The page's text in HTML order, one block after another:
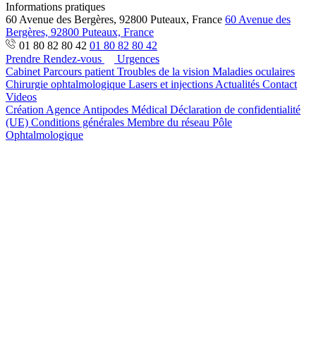
Informations pratiques
60 Avenue des Bergères, 92800 Puteaux, France 60 Avenue des
Bergères, 92800 Puteaux, France
01 80 82 80 42 01 80 82 80 42
Prendre Rendez-vous
Urgences
Cabinet Parcours patient Troubles de la vision Maladies oculaires
Chirurgie ophtalmologique Lasers et injections Actualités Contact
Videos
Création Agence Antipodes Médical Déclaration de confidentialité
(UE) Conditions générales Membre du réseau Pôle
Ophtalmologique